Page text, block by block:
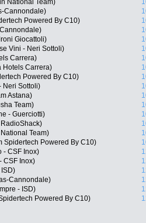
National Team)
Cannondale)
Powered By C10)
Giocattoli)
Vini - Neri Sottoli)
Carrera)
Hotels Carrera)
Powered By C10)
Neri Sottoli)
Astana)
Team)
- Guerciotti)
Team)
Spidertech Powered By C10)
- CSF Inox)
CSF Inox)
Cannondale)
- ISD)
Powered By C10)